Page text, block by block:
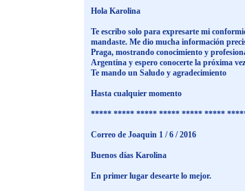
Hola Karolina
Te escribo solo para expresarte mi
mandaste. Me dio mucha información
Praga, mostrando conocimiento y
Argentina y espero conocerte la próxima vez
Te mando un Saludo y agradecimiento
Hasta cualquier momento
***** ***** ***** ***** ***** *****
Correo de Joaquin 1 / 6 / 2016
Buenos días Karolina
En primer lugar desearte lo mejor.